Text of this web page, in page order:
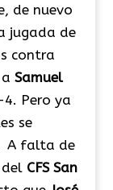
de nuevo
jugada de
contra
Samuel
Pero ya
se
A falta de
CFS San